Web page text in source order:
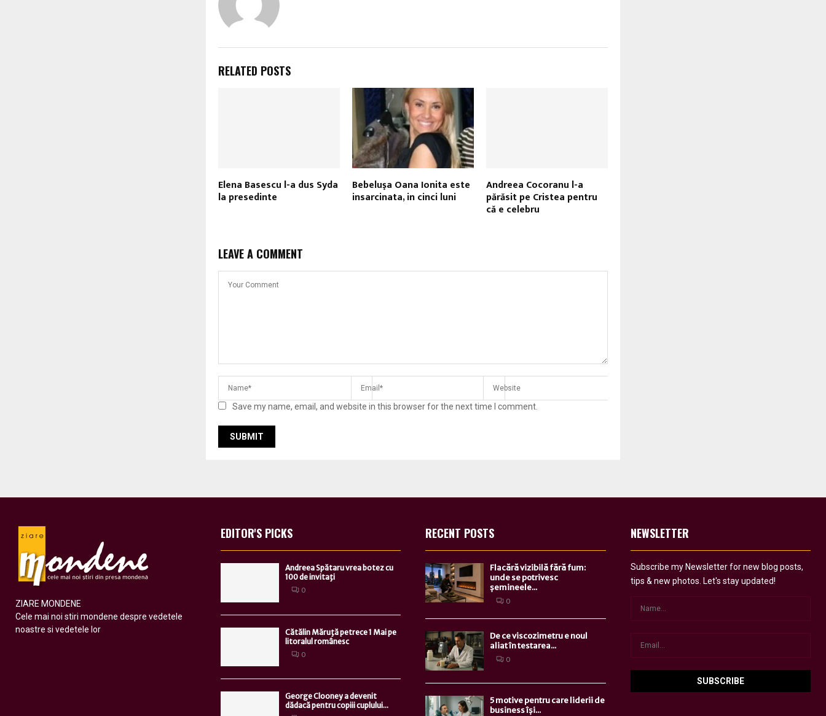
RELATED POSTS
Elena Basescu l-a dus Syda
la presedinte
Bebeluşa Oana Ionita este
insarcinata, in cinci luni
Andreea Cocoranu l-a
părăsit pe Cristea pentru
că e celebru
LEAVE A COMMENT
Save my name, email, and website in this browser for the next time I comment.
ZIARE MONDENE
Cele mai noi stiri mondene despre vedetele
noastre si vedetele lor
EDITOR'S PICKS
Andreea Spătaru vrea botez cu
100 de invitaţi
0
Cătălin Măruţă petrece 1 Mai pe
litoralul românesc
0
George Clooney a devenit
dădacă pentru copiii cuplului...
RECENT POSTS
Flacără vizibilă fără fum:
unde se potrivesc
șemineele...
0
De ce viscozimetru e noul
aliat în testarea...
0
5 motive pentru care liderii de
business își...
NEWSLETTER
Subscribe my Newsletter for new blog posts,
tips & new photos. Let's stay updated!